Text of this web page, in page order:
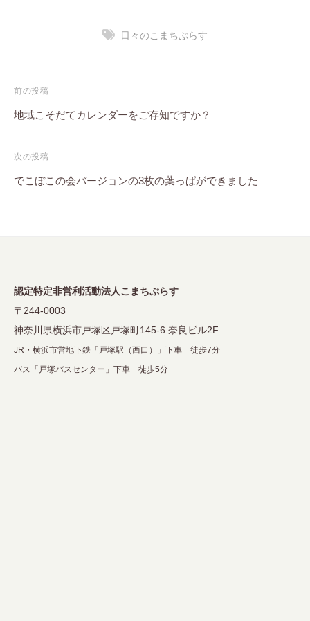
日々のこまちぷらす
投
稿
ビ
ゲ
ン
前の投稿
地域こそだてカレンダーをご存知ですか？
次の投稿
でこぼこの会バージョンの3枚の葉っぱができました
認定特定非営利活動法人こまちぷらす
〒244-0003
神奈川県横浜市戸塚区戸塚町145-6 奈良ビル2F
JR・横浜市営地下鉄「戸塚駅（西口）」下車 徒歩7分
バス「戸塚バスセンター」下車 徒歩5分